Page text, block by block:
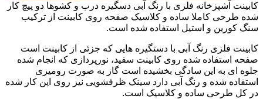
کابینت آشپزخانه فلزی با رنگ آبی دسگیره درب و کشوها دو پیچ کار
شده طرحی کاملا ساده و کلاسیک صفحه روی کابینت از ترکیب
سنگ کورین و استیل استفاده شده است.
کابینت فلزی رنگ آبی با دستگیره هایی که جزئی از کابینت است
صفحه استفاده شده روی کابینت سفید، نورپردازی که انجام شده
جلوه ای به این سادگی بخشیده است گاز به صورت رومیزی
استفاده شده و رنگ آبی دارد سینک ظرفشویی نیز روی اپن کار شده
در کل طرحی ساده و کلاسیک است.